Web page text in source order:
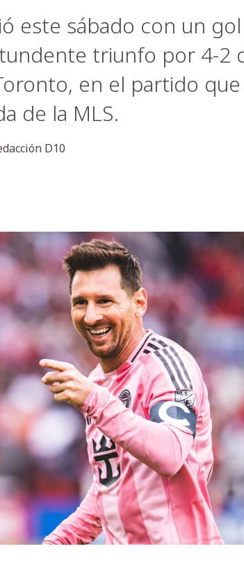
este sábado con un
triunfo por 4-2
en el partido
de la MLS.
D10